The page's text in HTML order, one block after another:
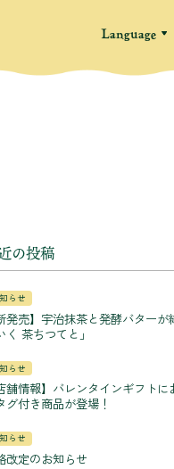
Language
の投稿
らせ
発売】宇治抹茶と発酵バター
く 茶ちつてと」
らせ
舗情報】バレンタインギフト
グ付き商品が登場！
らせ
改定のお知らせ